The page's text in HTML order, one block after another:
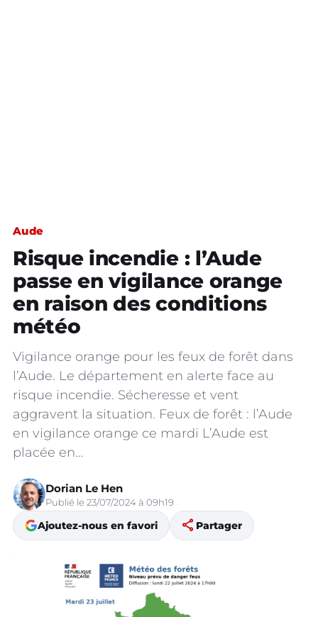
Aude
Risque incendie : l’Aude
passe en vigilance orange
en raison des conditions
météo
Vigilance orange pour les feux de forêt dans
l’Aude. Le département en alerte face au
risque incendie. Sécheresse et vent
aggravent la situation. Feux de forêt : l’Aude
en vigilance orange ce mardi L’Aude est
placée en…
Dorian Le Hen
Publié le 23/07/2024 à 09h19
Ajoutez-nous en favori share Partager